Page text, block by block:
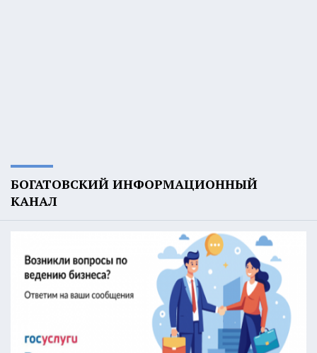
БОГАТОВСКИЙ ИНФОРМАЦИОННЫЙ
КАНАЛ